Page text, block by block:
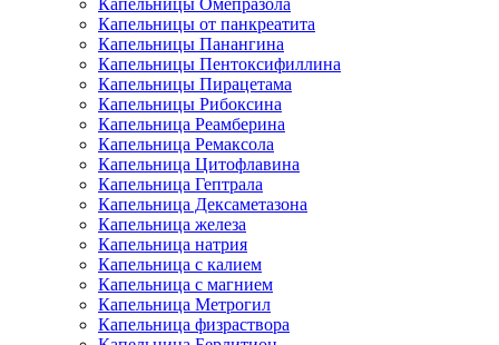
Капельницы от панкреатита
Капельницы Панангина
Капельницы Пентоксифиллина
Капельницы Пирацетама
Капельницы Рибоксина
Капельница Реамберина
Капельница Ремаксола
Капельница Цитофлавина
Капельница Гептрала
Капельница Дексаметазона
Капельница железа
Капельница натрия
Капельница с калием
Капельница с магнием
Капельница Метрогил
Капельница физраствора